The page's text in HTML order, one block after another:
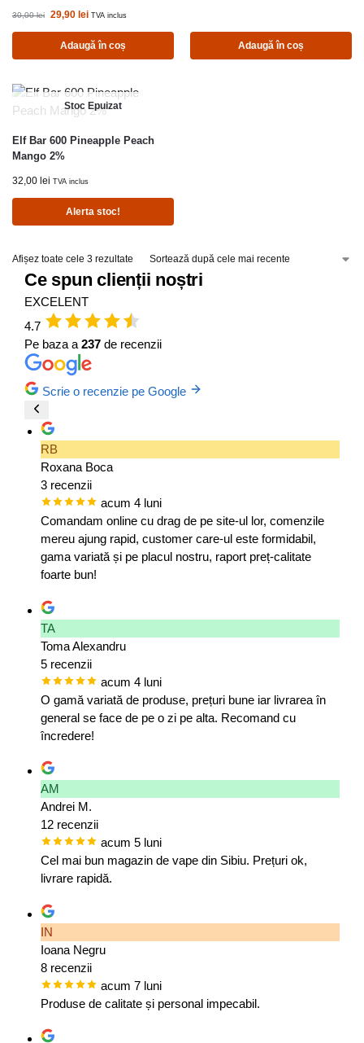
30,00lei 29,90 lei TVA inclus
Adaugă în coș Adaugă în coș
Stoc Epuizat
Elf Bar 600 Pineapple Peach
Mango 2%
32,00 lei TVA inclus
Alerta stoc!
Afișez toate cele 3 rezultate
Ce spun clienții noștri
EXCELENT
4.7
Pe baza a 237 de recenzii
Scrie o recenzie pe Google
RB
Roxana Boca
3 recenzii
acum 4 luni
Comandam online cu drag de pe site-ul lor, comenzile
mereu ajung rapid, customer care-ul este formidabil,
gama variată și pe placul nostru, raport preț-calitate
foarte bun!
TA
Toma Alexandru
5 recenzii
acum 4 luni
O gamă variată de produse, prețuri bune iar livrarea în
general se face de pe o zi pe alta. Recomand cu
încredere!
AM
Andrei M.
12 recenzii
acum 5 luni
Cel mai bun magazin de vape din Sibiu. Prețuri ok,
livrare rapidă.
IN
Ioana Negru
8 recenzii
acum 7 luni
Produse de calitate și personal impecabil.